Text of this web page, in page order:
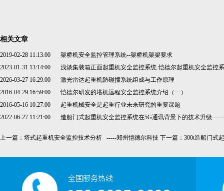
相关文章
2019-02-28 11:13:00
架桥机安全监控管理系统--架桥机架梁要求
2023-01-31 13:14:00
浅谈集装箱正面起重机安全监控系统-恺德尔起重机安全监控
2026-03-27 16:29:00
激光雷达起重机防碰撞系统组成与工作原理
2016-04-29 16:59:00
恺德尔研发的塔机远程安全监控系统介绍（一）
2016-05-16 10:27:00
起重机械安全是起重行业未来研究的重要课题
2022-06-27 11:21:00
造船门式起重机安全监控系统在5G通讯背景下的技术升级
上一篇： 塔式起重机安全监控技术分析 -----郑州恺德尔科技 下一篇： 300t造船门式